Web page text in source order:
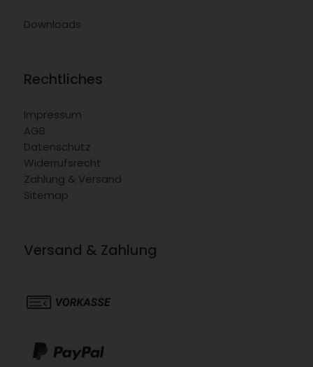
Downloads
Rechtliches
Impressum
AGB
Datenschutz
Widerrufsrecht
Zahlung & Versand
Sitemap
Versand & Zahlung